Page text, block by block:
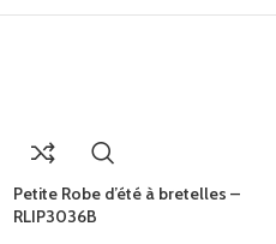
Petite Robe d’été à bretelles –
RLIP3036B